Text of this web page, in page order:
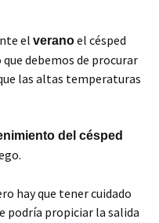
el veranoel césped
debemos de procurar
las altas temperaturas
del césped
hay que tener cuidado
podría propiciar la salida